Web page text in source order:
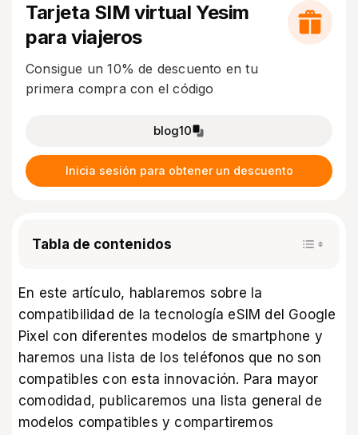
Tarjeta SIM virtual Yesim
para viajeros
Consigue un 10% de descuento en tu
primera compra con el código
blog10
Inicia sesión para obtener un descuento
Tabla de contenidos
En este artículo, hablaremos sobre la
compatibilidad de la tecnología eSIM del Google
Pixel con diferentes modelos de smartphone y
haremos una lista de los teléfonos que no son
compatibles con esta innovación. Para mayor
comodidad, publicaremos una lista general de
modelos compatibles y compartiremos